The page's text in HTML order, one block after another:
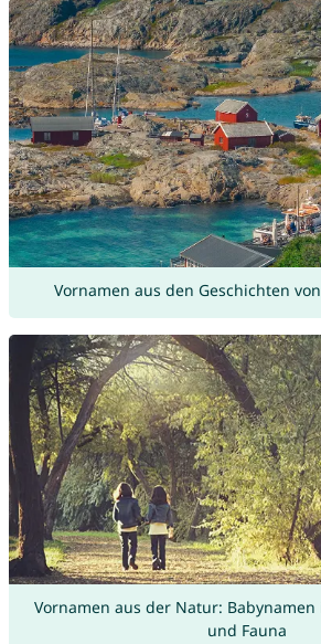
Vornamen aus den Geschichten
Vornamen aus der Natur:
und Fauna